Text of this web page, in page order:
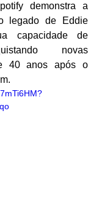
demonstra a
legado de Eddie
capacidade de
novas
40 anos após o